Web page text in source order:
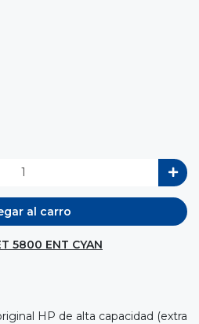
al carro
5800 ENT CYAN
HP de alta capacidad (extra